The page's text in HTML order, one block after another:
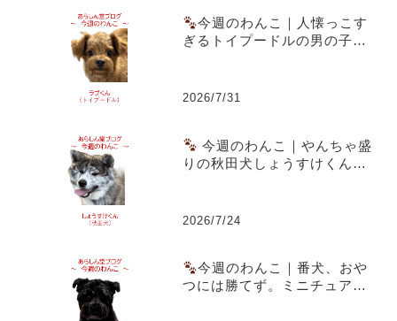
今週のわんこ｜人懐っこす
ぎるトイプードルの男の子ラ
2026/7/31
今週のわんこ｜やんちゃ盛
りの秋田犬しょうすけくん～
2026/7/24
今週のわんこ｜番犬、おや
つには勝てず。ミニチュア・